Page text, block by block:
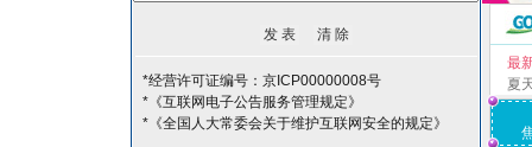
*经营许可证编号：京ICP00000008号
*《互联网电子公告服务管理规定》
*《全国人大常委会关于维护互联网安全的规定》
最
夏